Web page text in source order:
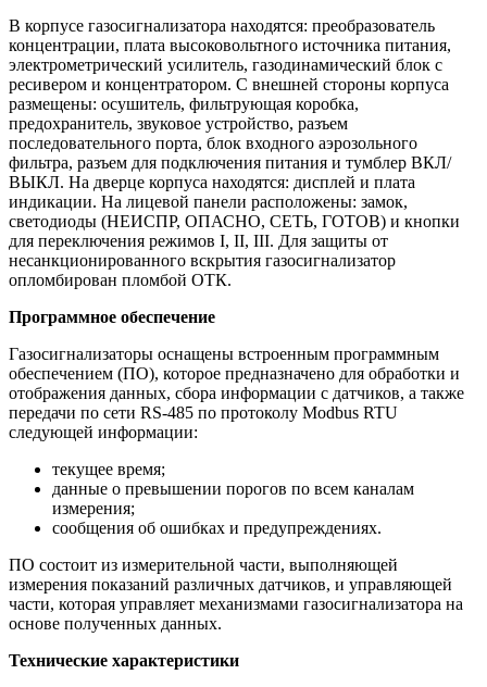
В корпусе газосигнализатора находятся: преобразователь
концентрации, плата высоковольтного источника питания,
электрометрический усилитель, газодинамический блок с
ресивером и концентратором. С внешней стороны корпуса
размещены: осушитель, фильтрующая коробка,
предохранитель, звуковое устройство, разъем
последовательного порта, блок входного аэрозольного
фильтра, разъем для подключения питания и тумблер ВКЛ/
ВЫКЛ. На дверце корпуса находятся: дисплей и плата
индикации. На лицевой панели расположены: замок,
светодиоды (НЕИСПР, ОПАСНО, СЕТЬ, ГОТОВ) и кнопки
для переключения режимов I, II, III. Для защиты от
несанкционированного вскрытия газосигнализатор
опломбирован пломбой ОТК.
Программное обеспечение
Газосигнализаторы оснащены встроенным программным
обеспечением (ПО), которое предназначено для обработки и
отображения данных, сбора информации с датчиков, а также
передачи по сети RS-485 по протоколу Modbus RTU
следующей информации:
текущее время;
данные о превышении порогов по всем каналам
измерения;
сообщения об ошибках и предупреждениях.
ПО состоит из измерительной части, выполняющей
измерения показаний различных датчиков, и управляющей
части, которая управляет механизмами газосигнализатора на
основе полученных данных.
Технические характеристики